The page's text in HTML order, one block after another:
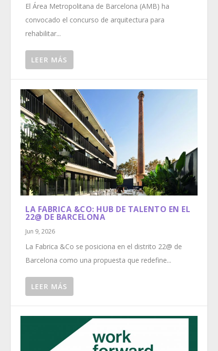
El Área Metropolitana de Barcelona (AMB) ha
convocado el concurso de arquitectura para
rehabilitar...
LEER MÁS
LA FABRICA &CO: HUB DE TALENTO EN EL
22@ DE BARCELONA
Jun 9, 2026
La Fabrica &Co se posiciona en el distrito 22@ de
Barcelona como una propuesta que redefine...
LEER MÁS